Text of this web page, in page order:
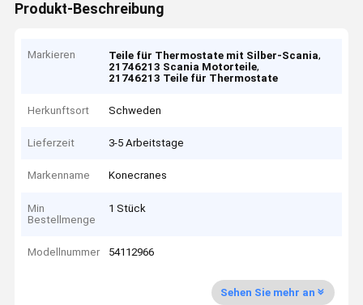
Produkt-Beschreibung
Markieren Teile für Thermostate mit Silber-Scania,
21746213 Scania Motorteile,
21746213 Teile für Thermostate
Herkunftsort Schweden
Lieferzeit 3-5 Arbeitstage
Markenname Konecranes
Min
Bestellmenge
1 Stück
Modellnummer 54112966
Sehen Sie mehr an